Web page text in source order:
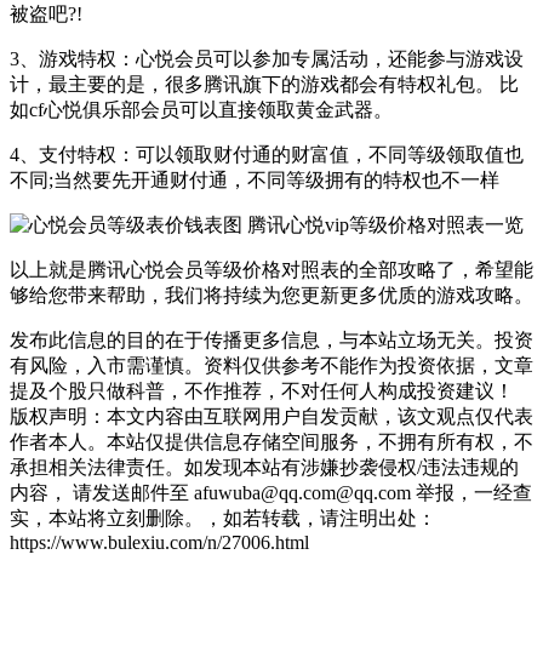
被盗吧?!
3、游戏特权：心悦会员可以参加专属活动，还能参与游戏设
计，最主要的是，很多腾讯旗下的游戏都会有特权礼包。 比
如cf心悦俱乐部会员可以直接领取黄金武器。
4、支付特权：可以领取财付通的财富值，不同等级领取值也
不同;当然要先开通财付通，不同等级拥有的特权也不一样
以上就是腾讯心悦会员等级价格对照表的全部攻略了，希望能
够给您带来帮助，我们将持续为您更新更多优质的游戏攻略。
发布此信息的目的在于传播更多信息，与本站立场无关。投资
有风险，入市需谨慎。资料仅供参考不能作为投资依据，文章
提及个股只做科普，不作推荐，不对任何人构成投资建议！
版权声明：本文内容由互联网用户自发贡献，该文观点仅代表
作者本人。本站仅提供信息存储空间服务，不拥有所有权，不
承担相关法律责任。如发现本站有涉嫌抄袭侵权/违法违规的
内容， 请发送邮件至 afuwuba@qq.com@qq.com 举报，一经查
实，本站将立刻删除。，如若转载，请注明出处：
https://www.bulexiu.com/n/27006.html